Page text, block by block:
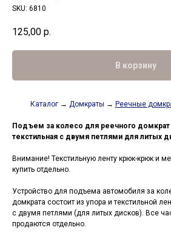
SKU: 6810
125,00 р.
В корзину
Каталог→ Домкраты → Реечные
Подъем за колесо для реечного
текстильная с двумя петлями для литых
Внимание! Текстильную ленту крюк-крюк и
купить отдельно.
Устройство для подъема автомобиля за
домкрата состоит из упора и текстильной
с двумя петлями (для литых дисков). Все
продаются отдельно.